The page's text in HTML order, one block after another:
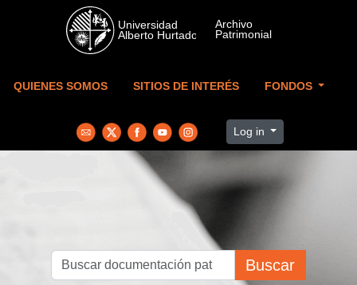
Skip to main content
QUIENES SOMOS SITIOS DE INTERÉS FONDOS
Log in
Buscar